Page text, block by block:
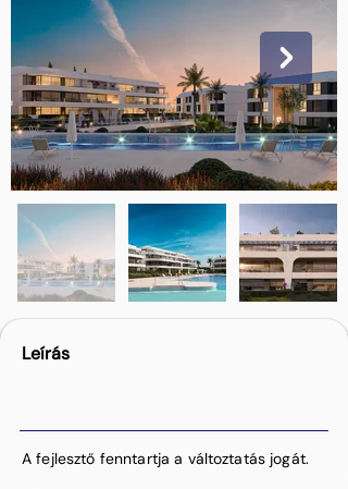
Leírás
A fejlesztő fenntartja a változtatás jogát.